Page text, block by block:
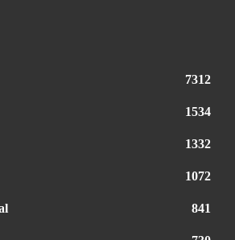
7312
1534
1332
1072
841